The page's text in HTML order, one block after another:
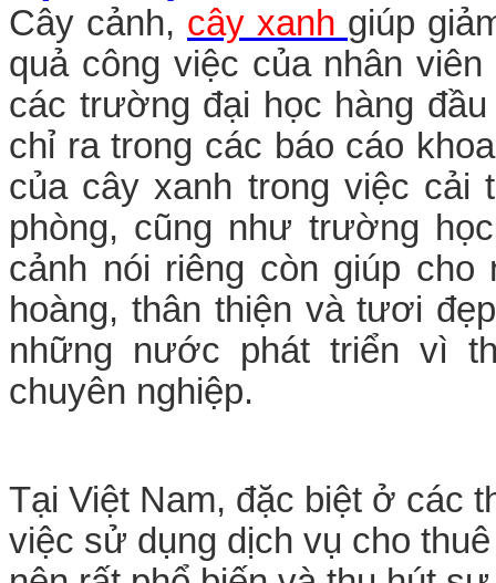
Cây cảnh, cây xanh giúp
quả công việc của nhân
các trường đại học hàng
chỉ ra trong các báo cáo
của cây xanh trong việc cải
phòng, cũng như trường
cảnh nói riêng còn giúp
hoàng, thân thiện và tươi
những nước phát triển vì
chuyên nghiệp.
Tại Việt Nam, đặc biệt ở các
việc sử dụng dịch vụ cho